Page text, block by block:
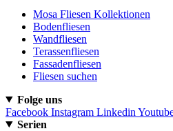
Mosa Fliesen Kollektionen
Bodenfliesen
Wandfliesen
Terassenfliesen
Fassadenfliesen
Fliesen suchen
Folge uns
Facebook Instagram Linkedin
Serien